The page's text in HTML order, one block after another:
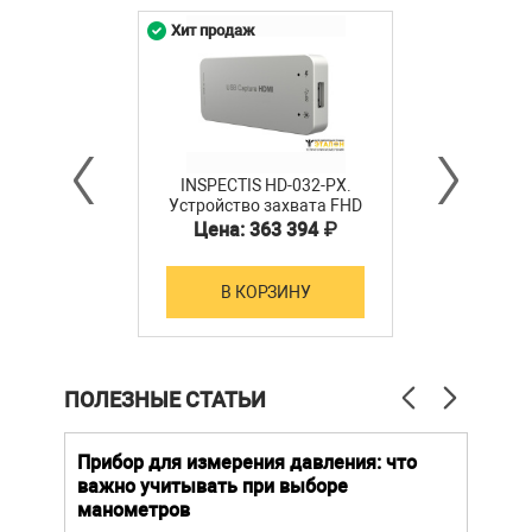
HD-012-L Видеомикроскоп FF30-L INSPECTIS - 1 шт.
INSPECTIS HD-032-PX.
Устройство захвата FHD
HDMI - USB3.0 в
ProX
Цена: 363 394 ₽
В КОРЗИНУ
Хит продаж
ПОЛЕЗНЫЕ СТАТЬИ
Прибор для измерения давления: что
важно учитывать при выборе
манометров